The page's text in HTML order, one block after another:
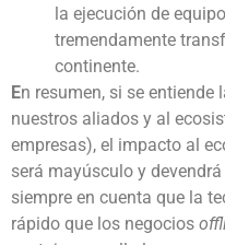
la ejecución de
tremendamente
continente.
En resumen, si se
nuestros aliados y al
empresas), el impacto al
será mayúsculo y
siempre en cuenta que la
rápido que los negocios